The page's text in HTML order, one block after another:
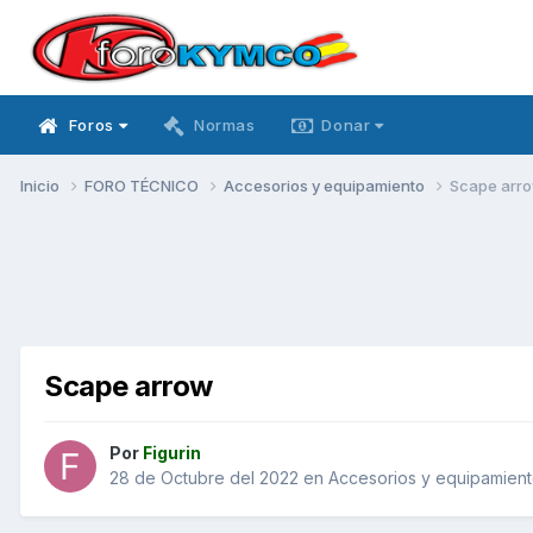
Foros Normas Donar
Inicio FORO TÉCNICO Accesorios y equipamiento Scape
Scape arrow
Por Figurin
28 de Octubre del 2022 en Accesorios y